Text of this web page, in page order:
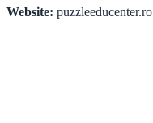
Website: puzzleeducenter.ro